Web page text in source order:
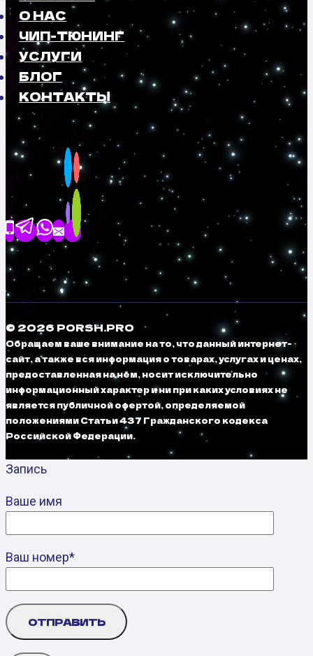
О НАС
ЧИП-ТЮНИНГ
УСЛУГИ
БЛОГ
КОНТАКТЫ
© 2026 PORSH.PRO
Обращаем ваше внимание на то, что данный интернет-
сайт, а также вся информация о товарах, услугах и ценах,
предоставленная на нём, носит исключительно
информационный характер и ни при каких условиях не
является публичной офертой, определяемой
положениями Статьи 437 Гражданского кодекса
Российской Федерации.
Запись
Ваше имя
Ваш номер*